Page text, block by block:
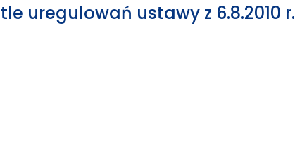
uregulowań ustawy z 6.8.2010 r.